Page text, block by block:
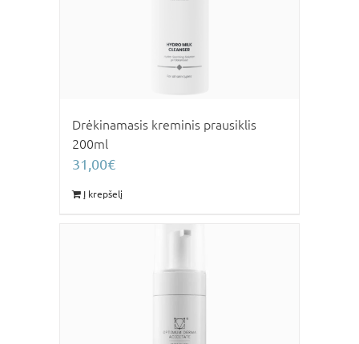
Drėkinamasis kreminis prausiklis
200ml
31,00€
Į krepšelį